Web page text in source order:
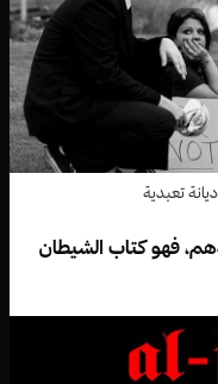
تعبدية
فهو كتاب الشيطان